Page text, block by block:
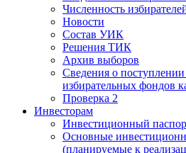
Численность
Новости
Состав УИК
Решения ТИК
Архив выборов
Сведения о
избирательных фондов
Проверка 2
Инвесторам
Инвестиционный
Основные
(планируемые к